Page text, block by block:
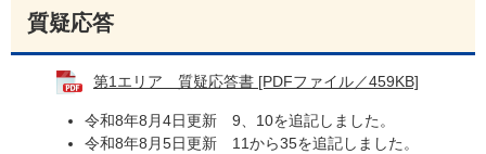
質疑応答​
第1エリア 質疑応答書 [PDFファイル／459KB]
令和8年8月4日更新 9、10を追記しました。
令和8年8月5日更新 11から35を追記しました。